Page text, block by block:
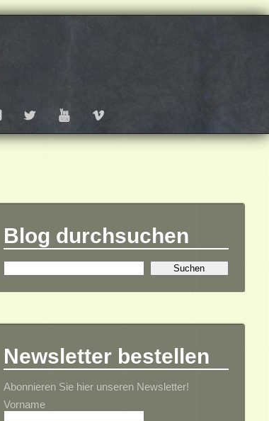
T Y V
Blog durchsuchen
Newsletter bestellen
Abonnieren Sie hier unseren Newsletter!
Vorname